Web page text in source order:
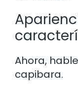
Ahora,
capibara.